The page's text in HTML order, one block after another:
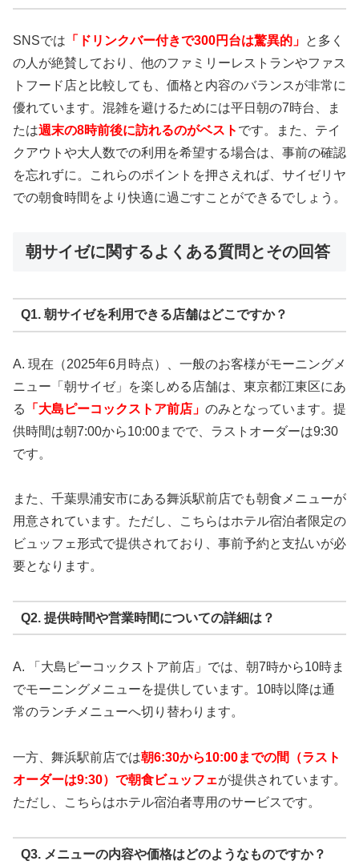
SNSでは 「ドリンクバー付きで300円台は驚異的」 と多く
の人が絶賛しており、他のファミリーレストランやファス
トフード店と比較しても、価格と内容のバランスが非常に
優れています。混雑を避けるためには平日朝の7時台、ま
たは週末の8時前後に訪れるのがベスト です。また、テイ
クアウトや大人数での利用を希望する場合は、事前の確認
を忘れずに。これらのポイントを押さえれば、サイゼリヤ
での朝食時間をより快適に過ごすことができるでしょう。
朝サイゼに関するよくある質問とその回答
Q1. 朝サイゼを利用できる店舗はどこですか？
A. 現在（2025年6月時点）、一般のお客様がモーニングメ
ニュー「朝サイゼ」を楽しめる店舗は、東京都江東区にあ
る
「大島ピーコックストア前店」 のみとなっています。提
供時間は朝7:00から10:00までで、ラストオーダーは9:30
です。
また、千葉県浦安市にある舞浜駅前店でも朝食メニューが
用意されています。ただし、こちらはホテル宿泊者限定の
ビュッフェ形式で提供されており、事前予約と支払いが必
要となります。
Q2. 提供時間や営業時間についての詳細は？
A. 「大島ピーコックストア前店」では、朝7時から10時ま
でモーニングメニューを提供しています。10時以降は通
常のランチメニューへ切り替わります。
一方、舞浜駅前店では朝6:30から10:00までの間（ラスト
オーダーは9:30）で朝食ビュッフェが提供されています。
ただし、こちらはホテル宿泊者専用のサービスです。
Q3. メニューの内容や価格はどのようなものですか？